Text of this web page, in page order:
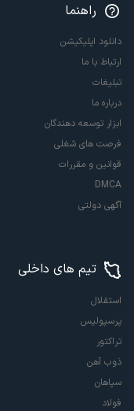
راهنما
دانلود اپلیکیشن
ارتباط با ما
تبلیغات
درباره ما
ابزار توسعه دهندگان
فرصت های شغلی
قوانین و مقررات
DMCA
آگهی دولتی
تیم های داخلی
استقلال
پرسپولیس
تراکتور
ذوب آهن
سپاهان
فولاد